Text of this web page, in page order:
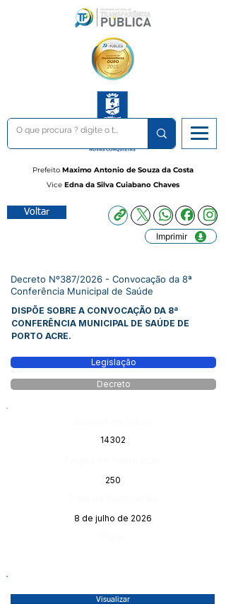
Prefeito Maximo Antonio de Souza da Costa
Vice Edna da Silva Cuiabano Chaves
Voltar
Imprimir
Decreto Nº387/2026 - Convocação da 8ª
Conferência Municipal de Saúde
DISPÕE SOBRE A CONVOCAÇÃO DA 8ª
CONFERÊNCIA MUNICIPAL DE SAÚDE DE
PORTO ACRE.
Legislação
Decreto
14302
250
8 de julho de 2026
Visualizar